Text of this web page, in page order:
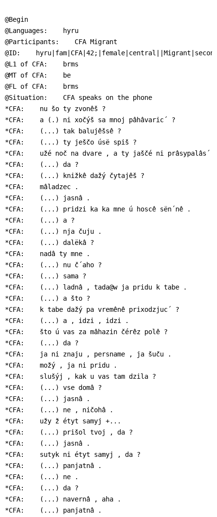
@Begin
@Languages:    hyru
@Participants:    CFA Migrant
@ID:
@L1 of CFA:    brms
@MT of CFA:    be
@FL of CFA:    brms
@Situation:    CFA speaks on the phone
*CFA:    nu šo ty zvonêš ?
*CFA:    a (.) ni xočýš sa mnoj pâhâvaric´ ?
*CFA:    (...) tak balujêšsê ?
*CFA:    (...) ty ješčo úsë spiš ?
*CFA:    užé noč na dvare , a ty jaščé ni prâsypalâs´
*CFA:    (...) da ?
*CFA:    (...) knižkê dažý čytajêš ?
*CFA:    mâladzec .
*CFA:    (...) jasnâ .
*CFA:    (...) pridzi ka ka mne ú hoscê sën´nê .
*CFA:    (...) a ?
*CFA:    (...) nja čuju .
*CFA:    (...) dalëkâ ?
*CFA:    nadâ ty mne .
*CFA:    (...) nu č´aho ?
*CFA:    (...) sama ?
*CFA:    (...) ladnâ , tada@w ja pridu k tabe .
*CFA:    (...) a što ?
*CFA:    k tabe dažý pa vremênê prixodzjuc´ ?
*CFA:    (...) a , idzi , idzi .
*CFA:    što ú vas za mâhazin čérêz polê ?
*CFA:    (...) da ?
*CFA:    ja ni znaju , persname , ja šuču .
*CFA:    možý , ja ni pridu .
*CFA:    slušýj , kak u vas tam dzila ?
*CFA:    (...) vse domâ ?
*CFA:    (...) jasnâ .
*CFA:    (...) ne , ničohâ .
*CFA:    užy ž étyt samyj +...
*CFA:    (...) prišol tvoj , da ?
*CFA:    (...) jasnâ .
*CFA:    sutyk ni étyt samyj , da ?
*CFA:    (...) panjatnâ .
*CFA:    (...) ne .
*CFA:    (...) da ?
*CFA:    (...) navernâ , aha .
*CFA:    (...) panjatnâ .